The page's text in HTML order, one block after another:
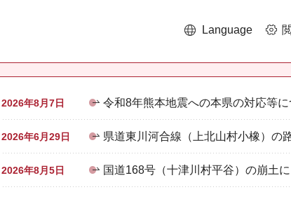
Language
2026年8月7日 令和8年熊本地震への本県の対応等に
2026年6月29日 県道東川河合線（上北山村小橡）の
2026年8月5日 国道168号（十津川村平谷）の崩土